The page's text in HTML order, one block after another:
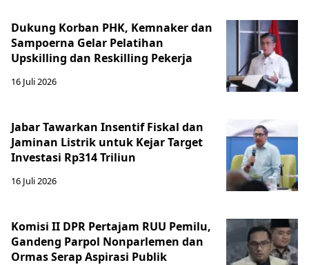
Dukung Korban PHK, Kemnaker dan
Sampoerna Gelar Pelatihan
Upskilling dan Reskilling Pekerja
16 Juli 2026
Jabar Tawarkan Insentif Fiskal dan
Jaminan Listrik untuk Kejar Target
Investasi Rp314 Triliun
16 Juli 2026
Komisi II DPR Pertajam RUU Pemilu,
Gandeng Parpol Nonparlemen dan
Ormas Serap Aspirasi Publik